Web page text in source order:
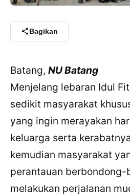
Bagikan
Batang, NU Batang
Menjelang lebaran Idul
sedikit masyarakat
yang ingin merayakan
keluarga serta
kemudian masyarakat
perantauan berbondong-
melakukan perjalanan